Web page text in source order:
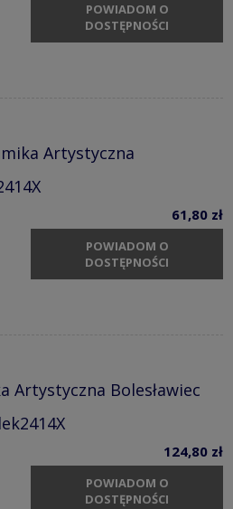
POWIADOM O
DOSTĘPNOŚCI
Artystyczna
61,80 zł
POWIADOM O
DOSTĘPNOŚCI
Artystyczna Bolesławiec
124,80 zł
POWIADOM O
DOSTĘPNOŚCI